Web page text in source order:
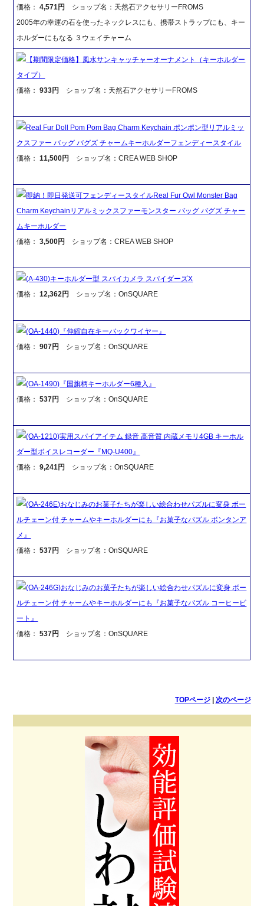
価格：4,571円
ショップ名：天然石アクセサリーFROMS
2005年の幸運の石を使ったネックレスにも、携帯ストラップにも、キー
ホルダーにもなる ３ウェイチャーム
【期間限定価格】風水サンキャッチャーオーナメント（キーホルダー
タイプ）
価格：933円 ショップ名：天然石アクセサリーFROMS
Real Fur Doll Pom Pom Bag Charm Keychain ポンポン型リアルミッ
クスファー バッグ バグズ チャームキーホルダーフェンディースタイル
価格：11,500円 ショップ名：CREA WEB SHOP
即納！即日発送可フェンディースタイルReal Fur Owl Monster Bag
Charm Keychainリアルミックスファーモンスター バッグ バグズ チャー
ムキーホルダー
価格：3,500円 ショップ名：CREA WEB SHOP
(A-430)キーホルダー型 スパイカメラ スパイダーズX
価格：12,362円 ショップ名：OnSQUARE
(OA-1440)『伸縮自在キーバックワイヤー』
価格：907円 ショップ名：OnSQUARE
(OA-1490)『国旗柄キーホルダー6種入』
価格：537円 ショップ名：OnSQUARE
(OA-1210)実用スパイアイテム 録音 高音質 内蔵メモリ4GB キーホル
ダー型ボイスレコーダー『MQ-U400』
価格：9,241円 ショップ名：OnSQUARE
(OA-246E)おなじみのお菓子たちが楽しい絵合わせパズルに変身 ボー
ルチェーン付 チャームやキーホルダーにも『お菓子なパズル ボンタンア
メ』
価格：537円 ショップ名：OnSQUARE
(OA-246G)おなじみのお菓子たちが楽しい絵合わせパズルに変身 ボー
ルチェーン付 チャームやキーホルダーにも『お菓子なパズル コーヒービ
ート』
価格：537円 ショップ名：OnSQUARE
TOPページ| 次のページ